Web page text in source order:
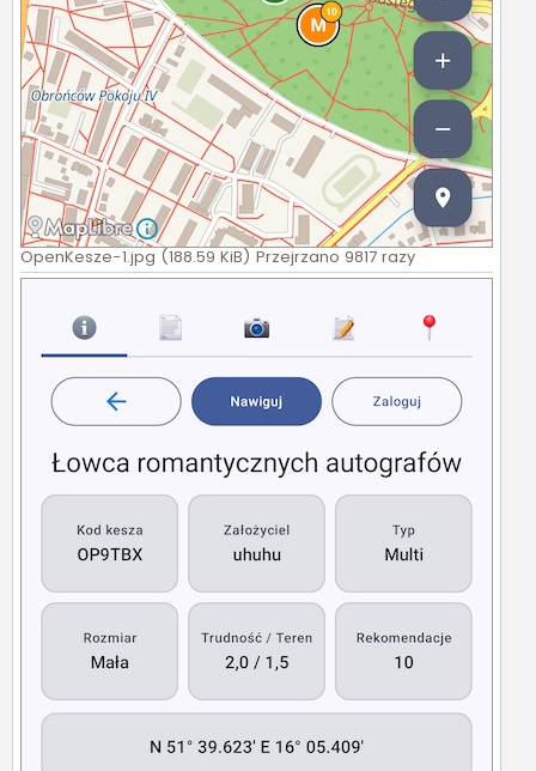
OpenKesze-1.jpg (188.59 KiB) Przejrzano 9817 razy